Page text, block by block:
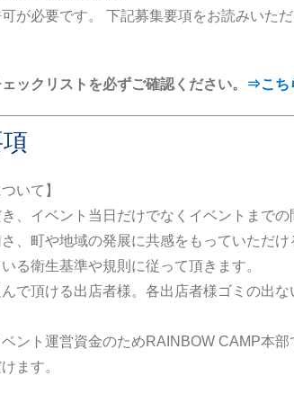
が必要です。 下記募集要項をお読みいた
ックリストを必ずご確認ください。
⇒こち
いて】
き、イベント当日だけでなくイベントまで
、町や地域の発展に共感をもっていただけ
る衛生基準や規則に従って頂きます。
んで頂ける出店者様。各出店者様ゴミの出
ベント運営資金のためRAINBOW CAMP本
ます。